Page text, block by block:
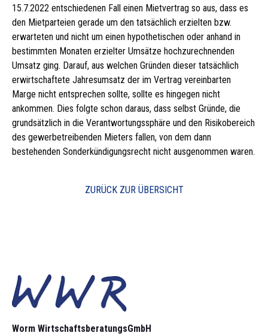
15.7.2022 entschiedenen Fall einen Mietvertrag so aus, dass es
den Mietparteien gerade um den tatsächlich erzielten bzw.
erwarteten und nicht um einen hypothetischen oder anhand in
bestimmten Monaten erzielter Umsätze hochzurechnenden
Umsatz ging. Darauf, aus welchen Gründen dieser tatsächlich
erwirtschaftete Jahresumsatz der im Vertrag vereinbarten
Marge nicht entsprechen sollte, sollte es hingegen nicht
ankommen. Dies folgte schon daraus, dass selbst Gründe, die
grundsätzlich in die Verantwortungssphäre und den Risikobereich
des gewerbetreibenden Mieters fallen, von dem dann
bestehenden Sonderkündigungsrecht nicht ausgenommen waren.
ZURÜCK ZUR ÜBERSICHT
Worm Wirtschaftsberatungs­GmbH